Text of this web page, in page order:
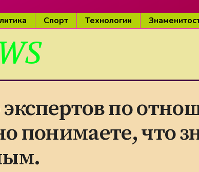
Спорт Технологии
по
понимаете, что